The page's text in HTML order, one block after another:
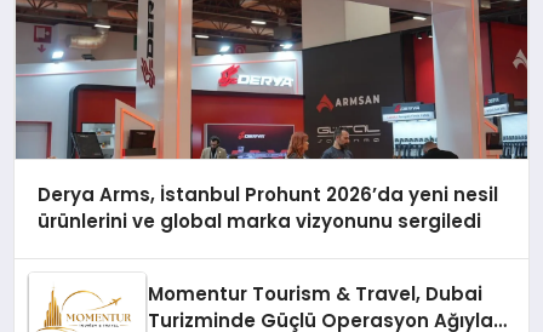
Derya Arms, İstanbul Prohunt 2026’da yeni nesil
ürünlerini ve global marka vizyonunu sergiledi
Momentur Tourism & Travel, Dubai
Turizminde Güçlü Operasyon Ağıyla